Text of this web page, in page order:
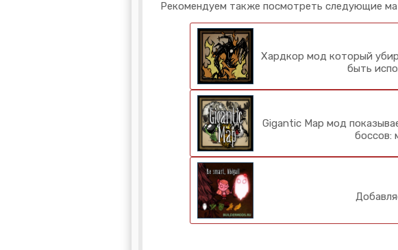
Рекомендуем также посмотреть следующие
Хардкор мод который
быть
Gigantic Map мод
боссов: